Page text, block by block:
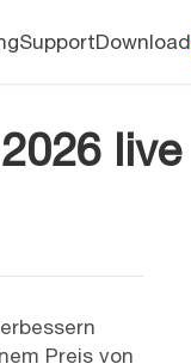
SupportDownload
live
Preis von